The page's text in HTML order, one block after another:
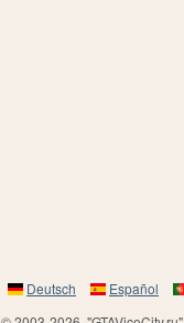
Deutsch Español